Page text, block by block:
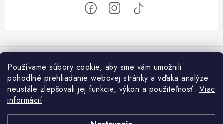
Používame súbory cookie, aby sme vám umožnili
pohodlné prehliadanie webovej stránky a vďaka analýze
neustále zlepšovali jej funkcie, výkon a použiteľnosť. Viac
informácií
á
O nás
Platba a dodanie
Podmienky ochrany osobných údajov
Otvaracie hodiny veľkosklad
Pondelok: 7:30 – 16:00
Utorok: 7:30 – 16:00